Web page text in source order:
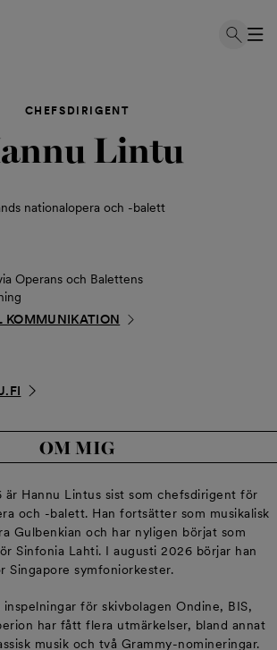
CHEFSDIRIGENT
Lintu
nationalopera och -balett
Operans och Balettens
KOMMUNIKATION
OM MIG
Hannu Lintus sist som chefsdirigent för
och -balett. Han fortsätter som musikalisk
Gulbenkian och har nyligen börjat som
Sinfonia Lahti. I augusti 2026 börjar han
Singapore symfoniorkester.
för skivbolagen Ondine, BIS,
har fått flera utmärkelser, bland annat
musik och två Grammy-nomineringar.